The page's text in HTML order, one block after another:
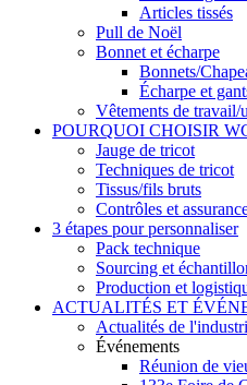
Articles tissés
Pull de Noël
Bonnet et écharpe
Bonnets/
Écharpe et
Vêtements de travail/
POURQUOI CHOISIR
Jauge de tricot
Techniques de tricot
Tissus/fils bruts
Contrôles et
3 étapes pour personnaliser
Pack technique
Sourcing et
Production et
ACTUALITÉS ET
Actualités de
Événements
Réunion de